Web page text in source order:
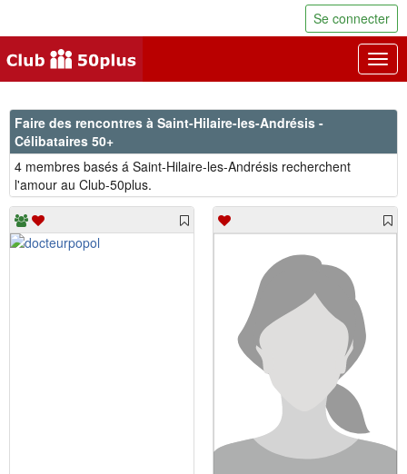
Se connecter
Faire des rencontres à Saint-Hilaire-les-Andrésis -
Célibataires 50+
4 membres basés á Saint-Hilaire-les-Andrésis recherchent
l'amour au Club-50plus.